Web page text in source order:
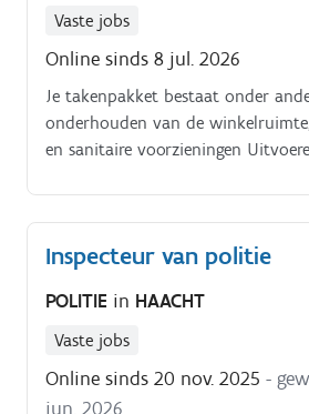
Vaste jobs
Online sinds 8 jul. 2026
Je takenpakket bestaat onder
onderhouden van de
en sanitaire voorzieningen
schoonmaken van verschillende
materialen binnen de winkel Mee
,Zorgen voor een nette, hygiënische
werkomgeving
Inspecteur van politie
POLITIE in HAACHT
Vaste jobs
Online sinds 20 nov. 2025 -
jun. 2026